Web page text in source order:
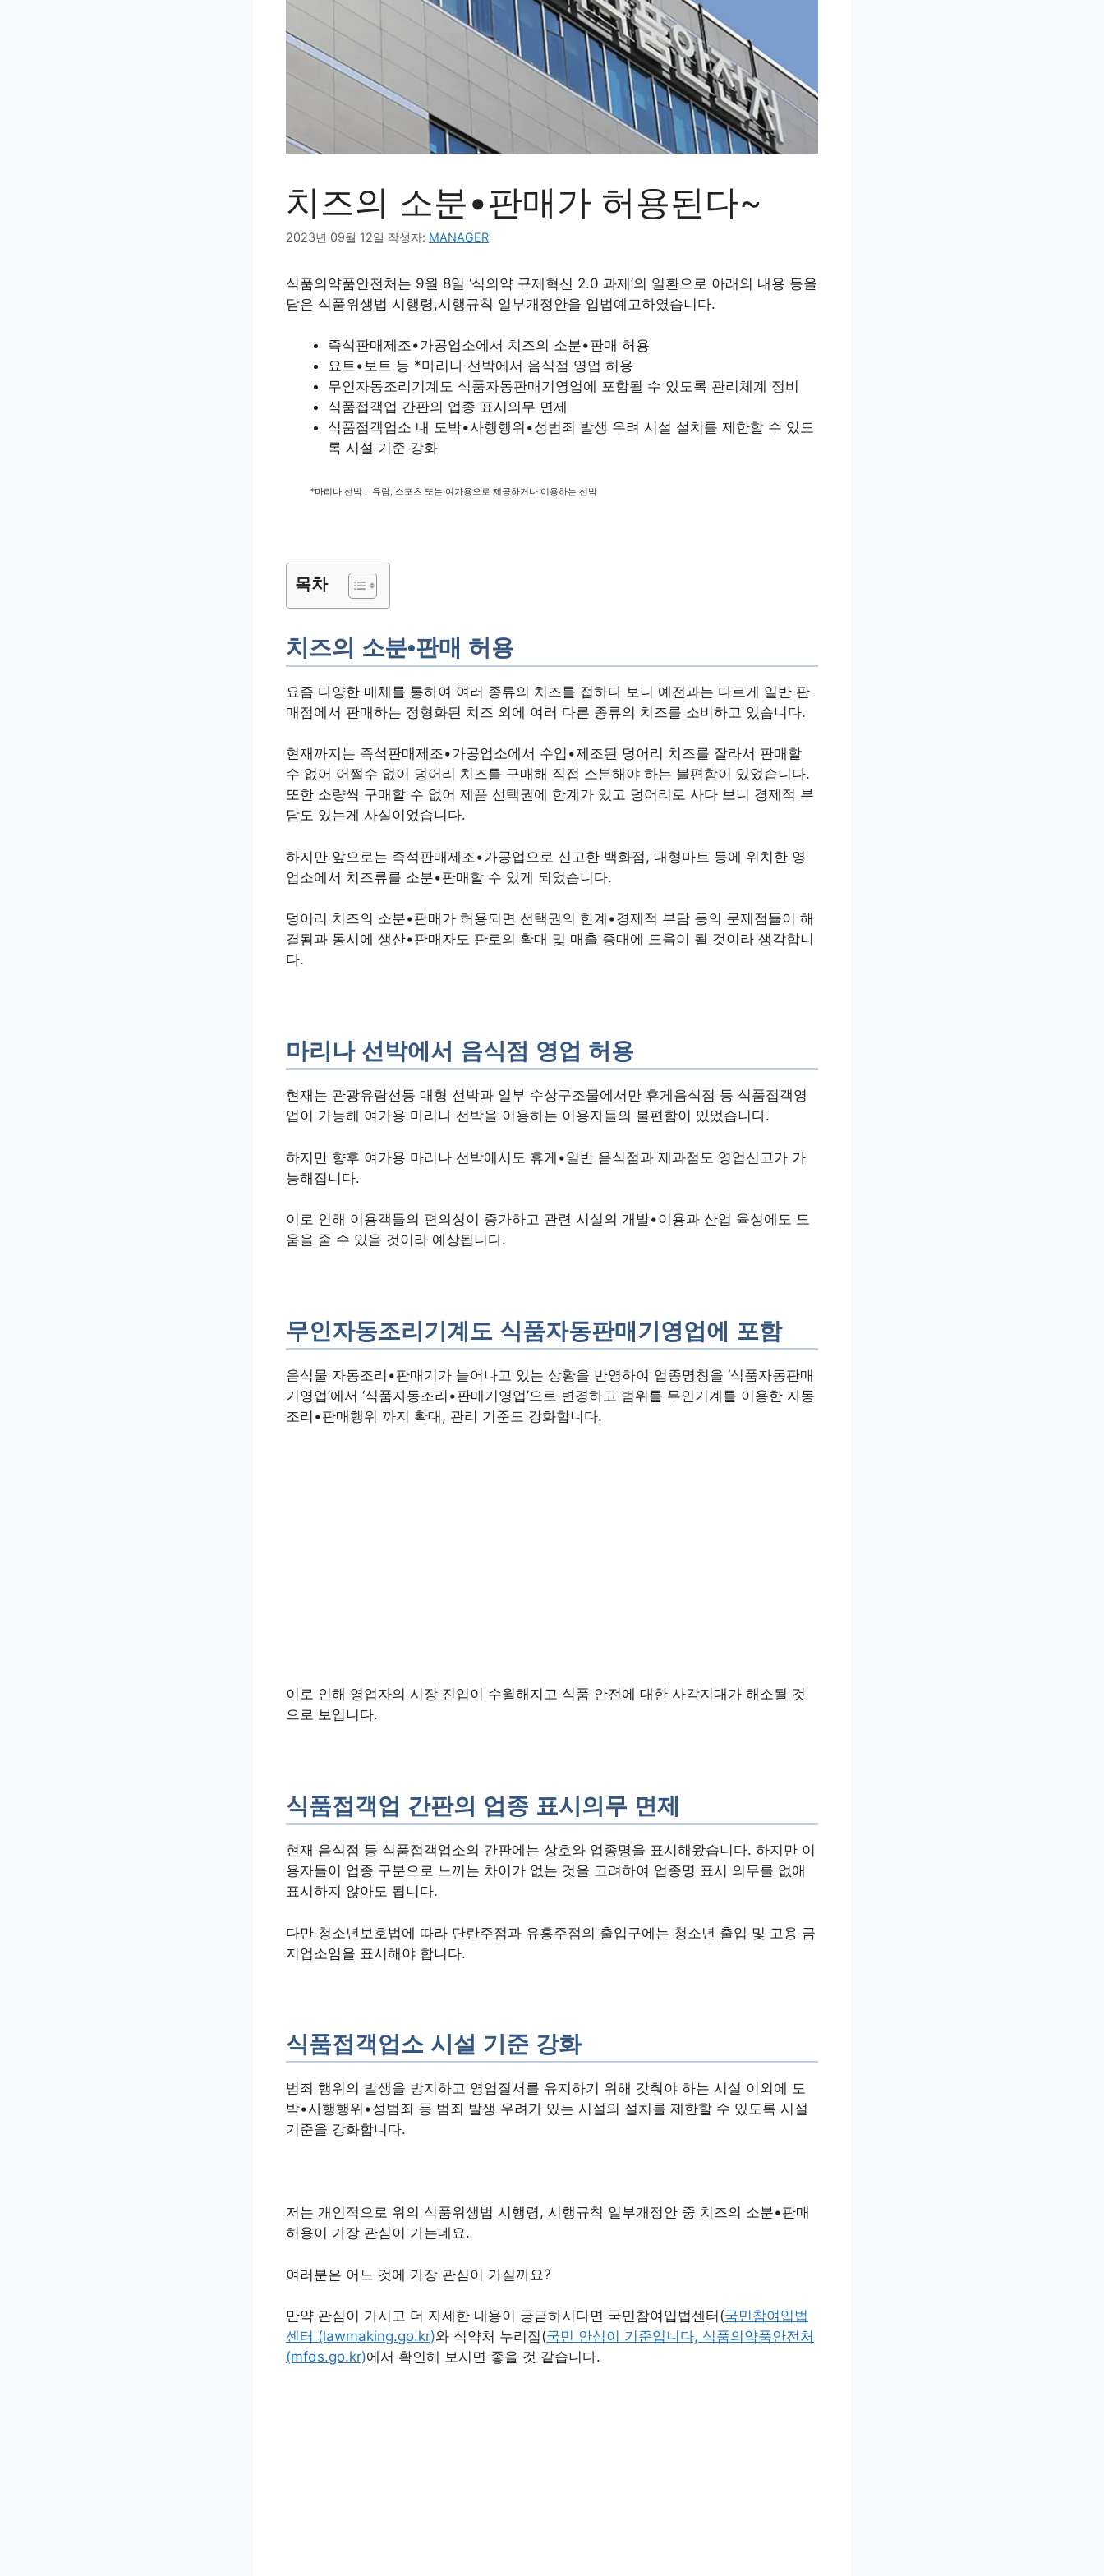
치즈의 소분•판매가 허용된다~
2023년 09월 12일 작성자: MANAGER
식품의약품안전처는 9월 8일 ‘식의약 규제혁신 2.0 과제’의 일환으로 아래의 내용 등을
담은 식품위생법 시행령,시행규칙 일부개정안을 입법예고하였습니다.
즉석판매제조•가공업소에서 치즈의 소분•판매 허용
요트•보트 등 *마리나 선박에서 음식점 영업 허용
무인자동조리기계도 식품자동판매기영업에 포함될 수 있도록 관리체계 정비
식품접객업 간판의 업종 표시의무 면제
식품접객업소 내 도박•사행행위•성범죄 발생 우려 시설 설치를 제한할 수 있도
록 시설 기준 강화
*마리나 선박 : 유람, 스포츠 또는 여가용으로 제공하거나 이용하는 선박
목차
치즈의 소분•판매 허용
요즘 다양한 매체를 통하여 여러 종류의 치즈를 접하다 보니 예전과는 다르게 일반 판
매점에서 판매하는 정형화된 치즈 외에 여러 다른 종류의 치즈를 소비하고 있습니다.
현재까지는 즉석판매제조•가공업소에서 수입•제조된 덩어리 치즈를 잘라서 판매할
수 없어 어쩔수 없이 덩어리 치즈를 구매해 직접 소분해야 하는 불편함이 있었습니다.
또한 소량씩 구매할 수 없어 제품 선택권에 한계가 있고 덩어리로 사다 보니 경제적 부
담도 있는게 사실이었습니다.
하지만 앞으로는 즉석판매제조•가공업으로 신고한 백화점, 대형마트 등에 위치한 영
업소에서 치즈류를 소분•판매할 수 있게 되었습니다.
덩어리 치즈의 소분•판매가 허용되면 선택권의 한계•경제적 부담 등의 문제점들이 해
결됨과 동시에 생산•판매자도 판로의 확대 및 매출 증대에 도움이 될 것이라 생각합니
다.
마리나 선박에서 음식점 영업 허용
현재는 관광유람선등 대형 선박과 일부 수상구조물에서만 휴게음식점 등 식품접객영
업이 가능해 여가용 마리나 선박을 이용하는 이용자들의 불편함이 있었습니다.
하지만 향후 여가용 마리나 선박에서도 휴게•일반 음식점과 제과점도 영업신고가 가
능해집니다.
이로 인해 이용객들의 편의성이 증가하고 관련 시설의 개발•이용과 산업 육성에도 도
움을 줄 수 있을 것이라 예상됩니다.
무인자동조리기계도 식품자동판매기영업에 포함
음식물 자동조리•판매기가 늘어나고 있는 상황을 반영하여 업종명칭을 ‘식품자동판매
기영업’에서 ‘식품자동조리•판매기영업’으로 변경하고 범위를 무인기계를 이용한 자동
조리•판매행위 까지 확대, 관리 기준도 강화합니다.
이로 인해 영업자의 시장 진입이 수월해지고 식품 안전에 대한 사각지대가 해소될 것
으로 보입니다.
식품접객업 간판의 업종 표시의무 면제
현재 음식점 등 식품접객업소의 간판에는 상호와 업종명을 표시해왔습니다. 하지만 이
용자들이 업종 구분으로 느끼는 차이가 없는 것을 고려하여 업종명 표시 의무를 없애
표시하지 않아도 됩니다.
다만 청소년보호법에 따라 단란주점과 유흥주점의 출입구에는 청소년 출입 및 고용 금
지업소임을 표시해야 합니다.
식품접객업소 시설 기준 강화
범죄 행위의 발생을 방지하고 영업질서를 유지하기 위해 갖춰야 하는 시설 이외에 도
박•사행행위•성범죄 등 범죄 발생 우려가 있는 시설의 설치를 제한할 수 있도록 시설
기준을 강화합니다.
저는 개인적으로 위의 식품위생법 시행령, 시행규칙 일부개정안 중 치즈의 소분•판매
허용이 가장 관심이 가는데요.
여러분은 어느 것에 가장 관심이 가실까요?
만약 관심이 가시고 더 자세한 내용이 궁금하시다면 국민참여입법센터(국민참여입법
센터 (lawmaking.go.kr)와 식약처 누리집(국민 안심이 기준입니다, 식품의약품안전처
(mfds.go.kr)에서 확인해 보시면 좋을 것 같습니다.